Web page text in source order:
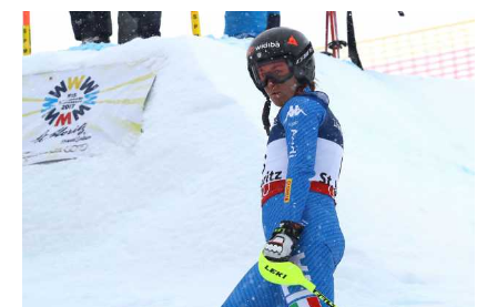
ST. MORITZ, SWITZERLAND Ð FEBRUARY 10: Michelle Gisin of Switzerland
wins the silver medal, Wendy Holdener of Switzerland wins the gold medal,
Michaela Kirchgasser of Austria wins the bronze medal during the FIS Alpine
Ski World Championships Women's Alpine Combined on February 10, 2017
in St. Moritz, Switzerland (Photo by Hans Bezard/Agence Zoom)